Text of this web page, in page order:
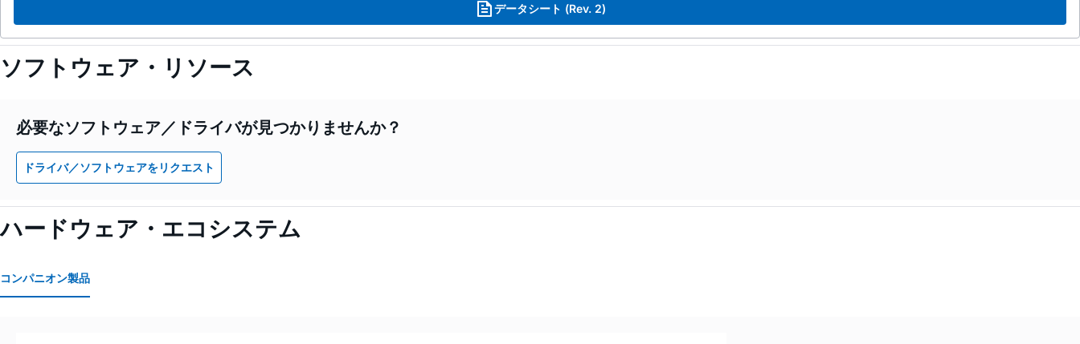
データシート (Rev. 2)
ソフトウェア・リソース
必要なソフトウェア／ドライバが見つかりませんか？
ドライバ／ソフトウェアをリクエスト
ハードウェア・エコシステム
コンパニオン製品